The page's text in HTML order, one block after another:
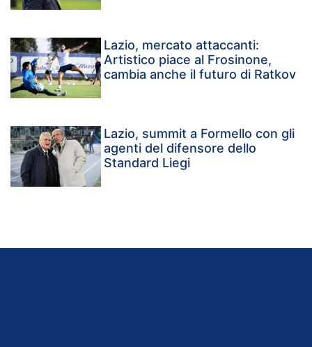
Lazio, mercato attaccanti:
Artistico piace al Frosinone,
cambia anche il futuro di Ratkov
Lazio, summit a Formello con gli
agenti del difensore dello
Standard Liegi